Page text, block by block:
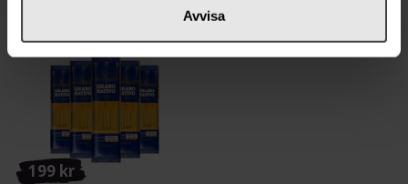
Avvisa
199 kr